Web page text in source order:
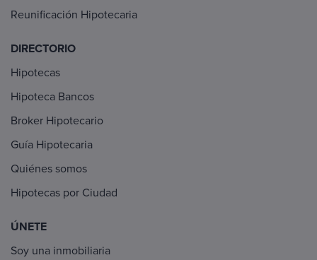
Reunificación Hipotecaria
DIRECTORIO
Hipotecas
Hipoteca Bancos
Broker Hipotecario
Guía Hipotecaria
Quiénes somos
Hipotecas por Ciudad
ÚNETE
Soy una inmobiliaria